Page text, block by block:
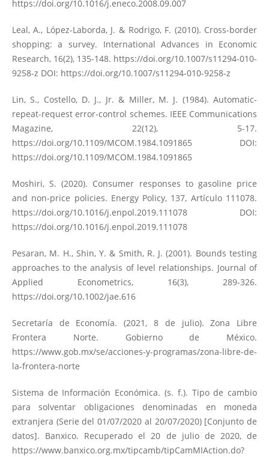
https://doi.org/10.1016/j.eneco.2008.09.007
Leal, A., López-Laborda, J. & Rodrigo, F. (2010). Cross-border
shopping: a survey. International Advances in Economic
Research, 16(2), 135-148. https://doi.org/10.1007/s11294-010-
9258-z DOI: https://doi.org/10.1007/s11294-010-9258-z
Lin, S., Costello, D. J., Jr. & Miller, M. J. (1984). Automatic-
repeat-request error-control schemes. IEEE Communications
Magazine, 22(12), 5-17.
https://doi.org/10.1109/MCOM.1984.1091865 DOI:
https://doi.org/10.1109/MCOM.1984.1091865
Moshiri, S. (2020). Consumer responses to gasoline price
and non-price policies. Energy Policy, 137, Artículo 111078.
https://doi.org/10.1016/j.enpol.2019.111078DOI:
https://doi.org/10.1016/j.enpol.2019.111078
Pesaran, M. H., Shin, Y. & Smith, R. J. (2001). Bounds testing
approaches to the analysis of level relationships. Journal of
Applied Econometrics, 16(3), 289-326.
https://doi.org/10.1002/jae.616
Secretaría de Economía. (2021, 8 de julio). Zona Libre
Frontera Norte. Gobierno de México.
https://www.gob.mx/se/acciones-y-programas/zona-libre-de-
la-frontera-norte
Sistema de Información Económica. (s. f.). Tipo de cambio
para solventar obligaciones denominadas en moneda
extranjera (Serie del 01/07/2020 al 20/07/2020) [Conjunto de
datos]. Banxico. Recuperado el 20 de julio de 2020, de
https://www.banxico.org.mx/tipcamb/tipCamMIAction.do?